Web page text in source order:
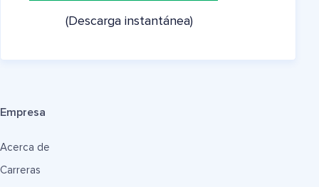
(Descarga instantánea)
Empresa
Acerca de
Carreras